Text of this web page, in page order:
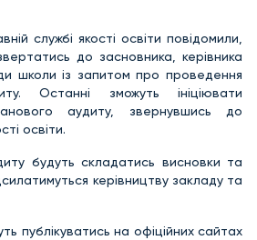
службі якості освіти повідомили,
до засновника, керівника
школи із запитом про проведення
Останні зможуть ініціювати
аудиту, звернувшись до
освіти.
будуть складатись висновки та
керівництву закладу та
публікуватись на офіційних сайтах